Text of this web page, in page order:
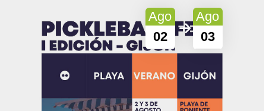
Ago
02
Ago
03